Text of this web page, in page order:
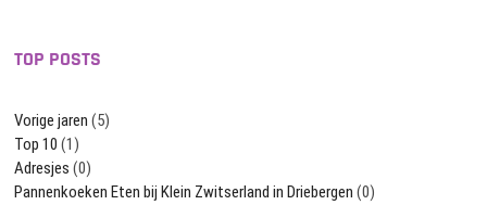
TOP POSTS
Vorige jaren (5)
Top 10 (1)
Adresjes (0)
Pannenkoeken Eten bij Klein Zwitserland in Driebergen (0)